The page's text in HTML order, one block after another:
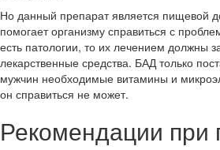
Но данный препарат является пищевой
помогает организму справиться с
есть патологии, то их лечением должны
лекарственные средства. БАД только
мужчин необходимые витамины и
он справиться не может.
Рекомендации при